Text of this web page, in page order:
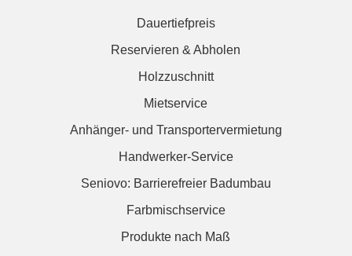
Dauertiefpreis
Reservieren & Abholen
Holzzuschnitt
Mietservice
Anhänger- und Transportervermietung
Handwerker-Service
Seniovo: Barrierefreier Badumbau
Farbmischservice
Produkte nach Maß